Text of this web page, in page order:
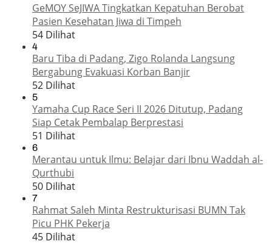
GeMOY SeJIWA Tingkatkan Kepatuhan Berobat
Pasien Kesehatan Jiwa di Timpeh
54 Dilihat
4
Baru Tiba di Padang, Zigo Rolanda Langsung
Bergabung Evakuasi Korban Banjir
52 Dilihat
5
Yamaha Cup Race Seri II 2026 Ditutup, Padang
Siap Cetak Pembalap Berprestasi
51 Dilihat
6
Merantau untuk Ilmu: Belajar dari Ibnu Waddah al-
Qurthubi
50 Dilihat
7
Rahmat Saleh Minta Restrukturisasi BUMN Tak
Picu PHK Pekerja
45 Dilihat